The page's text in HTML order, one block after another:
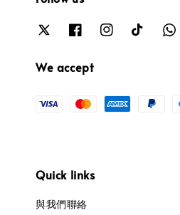
We accept
Quick links
與我們聯絡